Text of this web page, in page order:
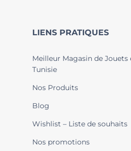
LIENS PRATIQUES
Meilleur Magasin de
Tunisie
Nos Produits
Blog
Wishlist – Liste de souhaits
Nos promotions